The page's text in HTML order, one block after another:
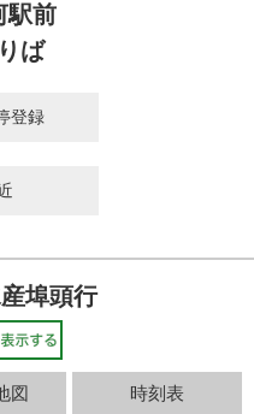
駅前
ば
登録
埠頭行
図 時刻表